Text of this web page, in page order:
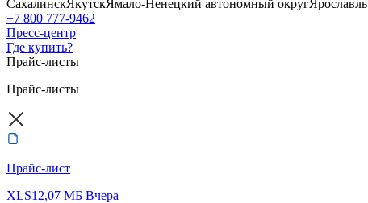
СахалинскЯкутскЯмало-Ненецкий автономный округЯрославль
+7 800 777-9462
Пресс-центр
Где купить?
Прайс-листы
Прайс-листы
Прайс-лист
XLS12,07 МБ Вчера